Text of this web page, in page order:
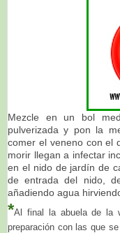
Mezcle en un bol
pulverizada y pon la
comer el veneno con el
morir llegan a infectar
en el nido de jardín de
de entrada del nido,
añadiendo agua
*Al final la abuela de la
preparación con las que